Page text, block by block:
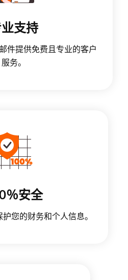
支持
件提供免费且专业的客户
服务。
％安全
您的财务和个人信息。